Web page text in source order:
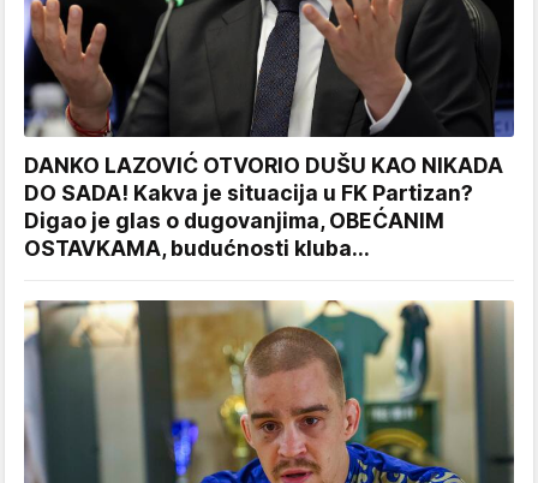
DANKO LAZOVIĆ OTVORIO DUŠU KAO NIKADA
DO SADA! Kakva je situacija u FK Partizan?
Digao je glas o dugovanjima, OBEĆANIM
OSTAVKAMA, budućnosti kluba...